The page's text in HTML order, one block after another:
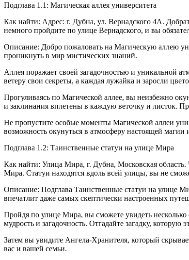
Подглава 1.1: Магическая аллея университета
Как найти: Адрес: г. Дубна, ул. Вернадского 4А.
немного пройдите по улице Вернадского, и вы
Описание: Добро пожаловать на Магическую аллею
проникнуть в мир мистических знаний.
Аллея поражает своей загадочностью и уникальной
ветеру свои секреты, а каждая лужайка и заросли
Прогуливаясь по Магической аллее, вы неизбежно
и заклинания вплетены в каждую веточку и листок.
Не пропустите особые моменты Магической аллеи
возможность окунуться в атмосферу настоящей магии
Подглава 1.2: Таинственные статуи на улице Мира
Как найти: Улица Мира, г. Дубна, Московская область.
Мира. Статуи находятся вдоль всей улицы, вы не
Описание: Подглава Таинственные статуи на улице
впечатлит даже самых скептически настроенных
Пройдя по улице Мира, вы сможете увидеть
мудрость и загадочность. Отгадайте загадку,
Затем вы увидите Ангела-Хранителя, который
вас и вашей семьи.